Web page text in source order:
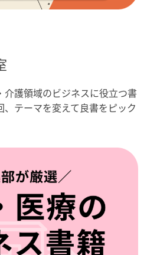
護領域のビジネスに役立つ書
テーマを変えて良書をピック